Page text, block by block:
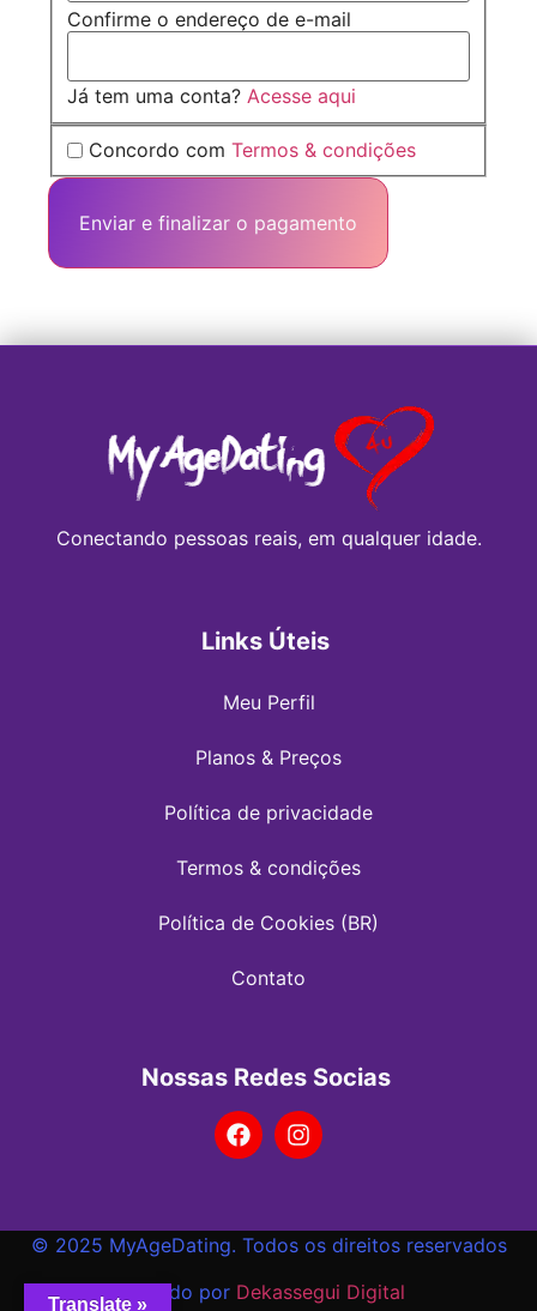
Confirme o endereço de e-mail
Já tem uma conta? Acesse aqui
Concordo com Termos & condições
Conectando pessoas reais, em qualquer idade.
Links Úteis
Meu Perfil
Planos & Preços
Política de privacidade
Termos & condições
Política de Cookies (BR)
Contato
Nossas Redes Socias
© 2025 MyAgeDating. Todos os direitos reservados
Criado por Dekassegui Digital
Translate »